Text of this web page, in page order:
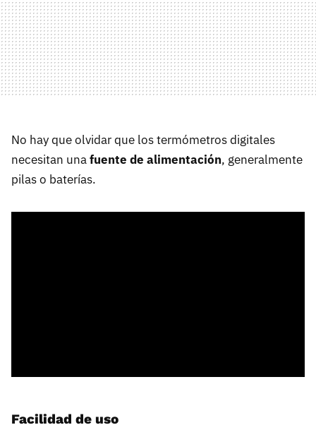
No hay que olvidar que los termómetros digitales
necesitan unafuente de alimentación, generalmente
pilas o baterías.
Facilidad de uso